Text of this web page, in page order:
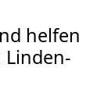
helfen